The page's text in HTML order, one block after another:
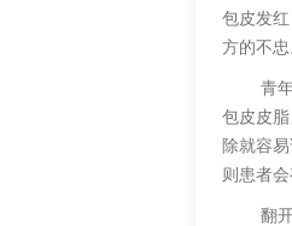
包皮发
方的不忠
青
包皮皮
除就容
则患者会
翻